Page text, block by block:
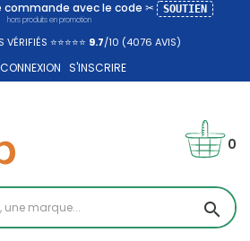
avec le code ✂ SOUTIEN
hors produits en promotion
⭐⭐⭐⭐⭐ 9.7/10 (4076 AVIS)
CONNEXION S'INSCRIRE
search
0